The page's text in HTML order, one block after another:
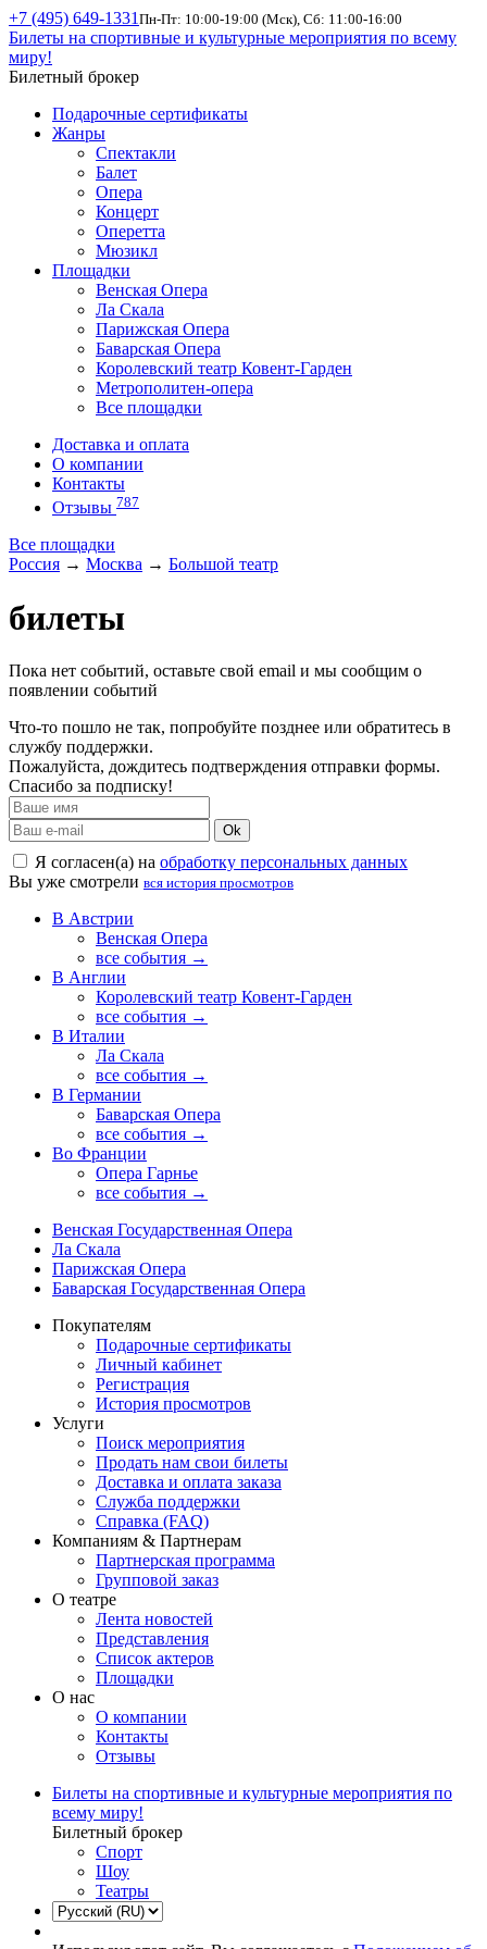
+7 (495) 649-1331 Пн-Пт: 10:00-19:00 (Мск), Сб: 11:00-16:00
Билеты на спортивные и культурные мероприятия по всему
миру!
Билетный брокер
Подарочные сертификаты
Жанры
Спектакли
Балет
Опера
Концерт
Оперетта
Мюзикл
Площадки
Венская Опера
Ла Скала
Парижская Опера
Баварская Опера
Королевский театр Ковент-Гарден
Метрополитен-опера
Все площадки
Доставка и оплата
О компании
Контакты
Отзывы 787
Все площадки
Россия → Москва → Большой театр
билеты
Пока нет событий, оставьте свой email и мы сообщим о
появлении событий
Что-то пошло не так, попробуйте позднее или обратитесь в
службу поддержки.
Пожалуйста, дождитесь подтверждения отправки формы.
Спасибо за подписку!
Ok
Я согласен(а) на обработку персональных данных
Вы уже смотрели вся история просмотров
В Австрии
Венская Опера
все события →
В Англии
Королевский театр Ковент-Гарден
все события →
В Италии
Ла Скала
все события →
В Германии
Баварская Опера
все события →
Во Франции
Опера Гарнье
все события →
Венская Государственная Опера
Ла Скала
Парижская Опера
Баварская Государственная Опера
Покупателям
Подарочные сертификаты
Личный кабинет
Регистрация
История просмотров
Услуги
Поиск мероприятия
Продать нам свои билеты
Доставка и оплата заказа
Служба поддержки
Справка (FAQ)
Компаниям & Партнерам
Партнерская программа
Групповой заказ
О театре
Лента новостей
Представления
Список актеров
Площадки
О нас
О компании
Контакты
Отзывы
Билеты на спортивные и культурные мероприятия по
всему миру!
Билетный брокер
Спорт
Шоу
Театры